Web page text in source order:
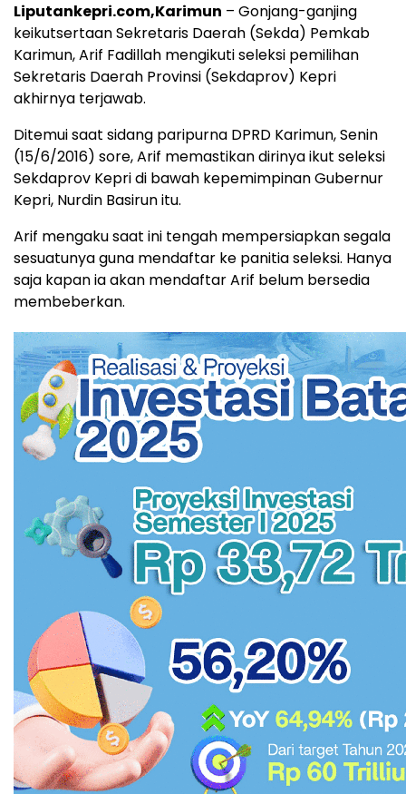
Liputankepri.com,Karimun – Gonjang-ganjing
keikutsertaan Sekretaris Daerah (Sekda) Pemkab
Karimun, Arif Fadillah mengikuti seleksi pemilihan
Sekretaris Daerah Provinsi (Sekdaprov) Kepri
akhirnya terjawab.
Ditemui saat sidang paripurna DPRD Karimun, Senin
(15/6/2016) sore, Arif memastikan dirinya ikut seleksi
Sekdaprov Kepri di bawah kepemimpinan Gubernur
Kepri, Nurdin Basirun itu.
Arif mengaku saat ini tengah mempersiapkan segala
sesuatunya guna mendaftar ke panitia seleksi. Hanya
saja kapan ia akan mendaftar Arif belum bersedia
membeberkan.